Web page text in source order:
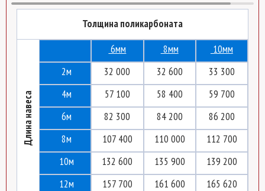
Толщина поликарбоната
Длина навеса
2м
4м
6м
8м
10м
12м
6мм
32 000
57 100
82 300
107 400
132 600
157 700
8мм
32 600
58 400
84 200
110 000
135 900
161 600
10мм
33 300
59 700
86 200
112 700
139 200
165 620